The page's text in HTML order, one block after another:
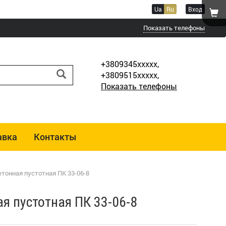
Ua Ru Вход
Показать телефоны
+3809345xxxxx,
+3809515xxxxx,
Показать телефоны
Контакты
пустотная ПК 33-06-8
пустотная ПК 33-06-8